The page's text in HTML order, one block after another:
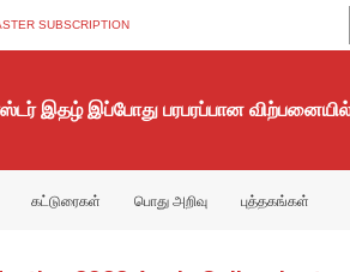
SUBSCRIPTION
இதழ் இப்போது பரபரப்பான
கட்டுரைகள் பொது அறிவு புத்தகங்கள்